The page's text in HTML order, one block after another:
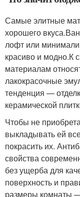
Самые элитные
хорошего
лофт или
красиво и
материалам
лакокрасочные
тенденция —
керамической
Чтобы не
выкладывать ей
покрасить их.
свойства
без ущерба для
поверхность и
размеры комнаты